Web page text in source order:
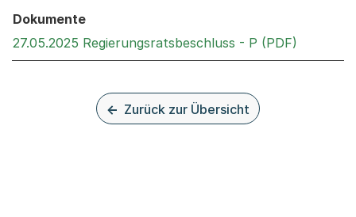
Dokumente
27.05.2025 Regierungsratsbeschluss - P (PDF)
Zurück zur Übersicht